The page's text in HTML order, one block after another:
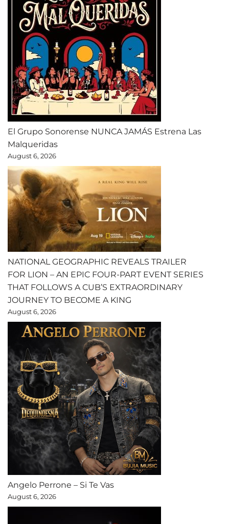
El Grupo Sonorense NUNCA JAMÁS Estrena Las
Malqueridas
August 6, 2026
NATIONAL GEOGRAPHIC REVEALS TRAILER
FOR LION – AN EPIC FOUR-PART EVENT SERIES
THAT FOLLOWS A CUB’S EXTRAORDINARY
JOURNEY TO BECOME A KING
August 6, 2026
Angelo Perrone – Si Te Vas
August 6, 2026